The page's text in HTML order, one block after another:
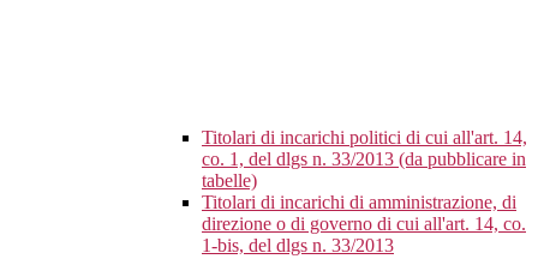
Titolari di incarichi politici di cui all'art. 14,
co. 1, del dlgs n. 33/2013 (da pubblicare in
tabelle)
Titolari di incarichi di amministrazione, di
direzione o di governo di cui all'art. 14, co.
1-bis, del dlgs n. 33/2013